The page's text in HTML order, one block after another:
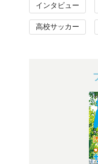
インタビュー
高校サッカー